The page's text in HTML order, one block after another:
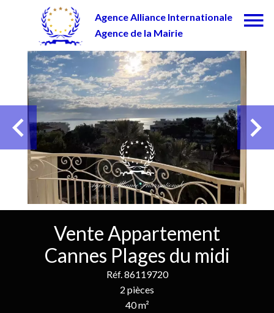
Agence Alliance Internationale
Agence de la Mairie
Vente Appartement
Cannes Plages du midi
Réf. 86119720
2 pièces
40 m²